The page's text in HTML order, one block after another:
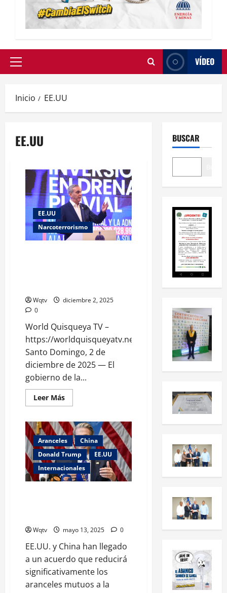
VÍDEO
Inicio EE.UU
EE.UU
EE.UU
Narcoterrorismo
Wqtv
diciembre 2, 2025
0
World Quisqueya TV –
https://worldquisqueyatv.net
Santo Domingo, 2 de
diciembre de 2025 — El
gobierno de la...
Leer Más
Aranceles
China
Donald Trump
EE.UU
Internacionales
Wqtv mayo 13, 2025 0
EE.UU. y China han llegado
a un acuerdo que reducirá
significativamente los
aranceles mutuos a la
BUSCAR